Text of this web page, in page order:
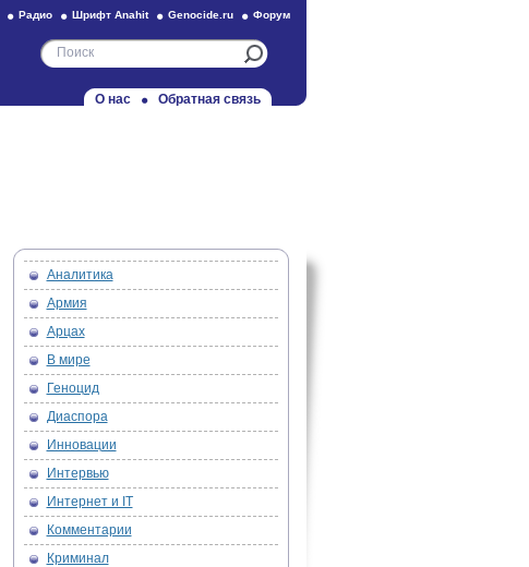
Радио Шрифт Anahit Genocide.ru Форум
О нас Обратная связь
Аналитика
Армия
Арцах
В мире
Геноцид
Диаспора
Инновации
Интервью
Интернет и IT
Комментарии
Криминал